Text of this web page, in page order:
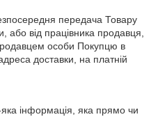
передача Товару
або від працівника продавця,
особи Покупцю в
доставки, на платній
інформація, яка прямо чи